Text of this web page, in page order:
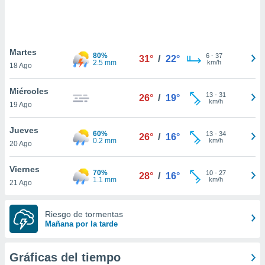
únicos
similares
como
IP
de
traten tus
en
a lo que
Para
Martes
18 Ago
80%
2.5 mm
31° / 22° 6- 37
km/h
Miércoles
19 Ago
26° / 19° 13- 31
km/h
Jueves
20 Ago
60%
0.2 mm
26° / 16° 13- 34
km/h
Viernes
21 Ago
70%
1.1 mm
28° / 16° 10- 27
km/h
Riesgo de tormentas
Mañana por la tarde
Gráficas del tiempo